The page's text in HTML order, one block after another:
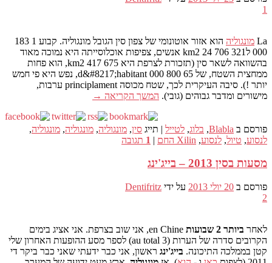
1
La מונגוליה
הוא אזור אוטונומי של צפון סין הגובל מונגוליה. קבוע 1 183
000 לkm2 24 706 321 אנשים, צפיפות אוכלוסייתה היא נמוכה מאוד
בהשוואה לשאר סין (תזכורת לצרפת היא 675 417 km2, הוא פחות
ממחצית השטח, של 65 800 000 d&#8217;habitant, נפש היא פי חמש
יותר !). סיבה העיקרית לכך, שטח מכוסה principlament ערבות,
מישורים ומדבר גבוהים (גובי). המשך הקריאה →
פורסם ב Blabla
, בלוג, לטייל | תייג סין, מונגוליה, מונגוליה, מונגוליה,
לנסוע, טיול, לנסוע, Xilin החם |
1 תגובה
מסעות בסין 2013 – בייג'ינג
פורסם ב 20 יולי 2013 על ידי Dentifritz
2
לאחר ביותר 2 שבועות
en Chine, אני שוב בצרפת. אני אציג בימים
הקרובים סדרה של הערות (3 au total) לספר מסע ההופעות האחרון שלי
קטן בממלכה התיכונה. בייג'ינג ראשון, אני כבר ידעתי שאני כבר ביקר די